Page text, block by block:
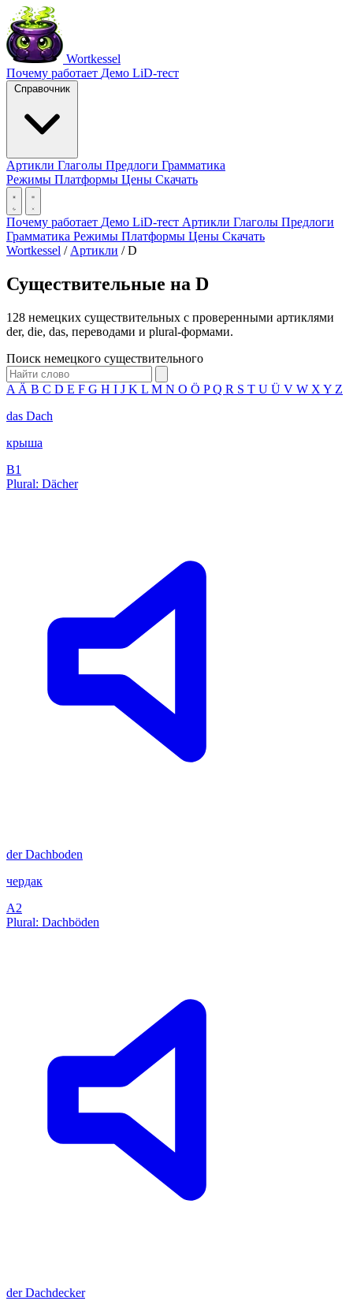
Wortkessel
Почему работает Демо LiD-тест
Справочник
Артикли Глаголы Предлоги Грамматика
Режимы Платформы Цены Скачать
Почему работает Демо LiD-тест Артикли Глаголы Предлоги
Грамматика Режимы Платформы Цены Скачать
Wortkessel / Артикли / D
Существительные на D
128 немецких существительных с проверенными артиклями
der, die, das, переводами и plural-формами.
Поиск немецкого существительного
A Ä B C D E F G H I J K L M N O Ö PQ R S T U Ü V W X Y Z
das Dach
крыша
B1
Plural: Dächer
derDachboden
чердак
A2
Plural: Dachböden
derDachdecker